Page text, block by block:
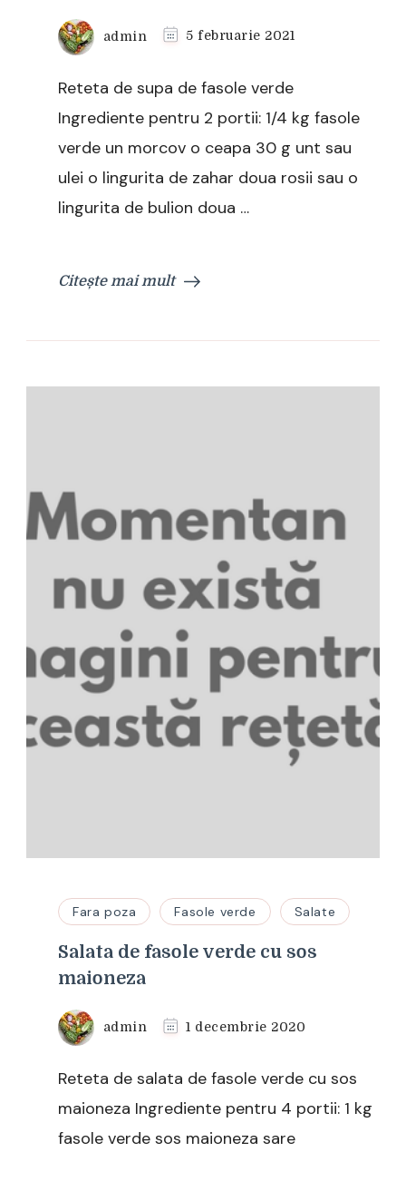
admin 5 februarie 2021
Reteta de supa de fasole verde
Ingrediente pentru 2 portii: 1/4 kg fasole
verde un morcov o ceapa 30 g unt sau
ulei o lingurita de zahar doua rosii sau o
lingurita de bulion doua …
Citește mai mult
Fara poza Fasole verde Salate
Salata de fasole verde cu sos
maioneza
admin 1 decembrie 2020
Reteta de salata de fasole verde cu sos
maioneza Ingrediente pentru 4 portii: 1 kg
fasole verde sos maioneza sare